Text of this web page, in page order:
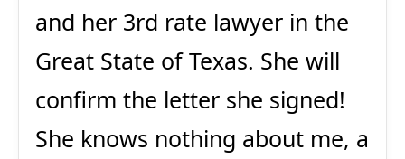
and her 3rd rate lawyer in the
Great State of Texas. She will
confirm the letter she signed!
She knows nothing about me, a